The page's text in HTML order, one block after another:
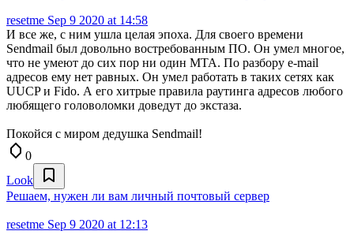
resetme Sep 9 2020 at 14:58
И все же, с ним ушла целая эпоха. Для своего времени
Sendmail был довольно востребованным ПО. Он умел многое,
что не умеют до сих пор ни один MTA. По разбору e-mail
адресов ему нет равных. Он умел работать в таких сетях как
UUCP и Fido. А его хитрые правила раутинга адресов любого
любящего головоломки доведут до экстаза.
Покойся с миром дедушка Sendmail!
0
Look
Решаем, нужен ли вам личный почтовый сервер
resetme Sep 9 2020 at 12:13